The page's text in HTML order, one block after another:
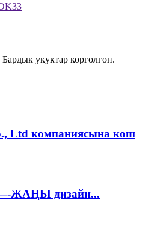
укуктар корголгон.
Ltd компаниясына кош
ЖАҢЫ дизайн...